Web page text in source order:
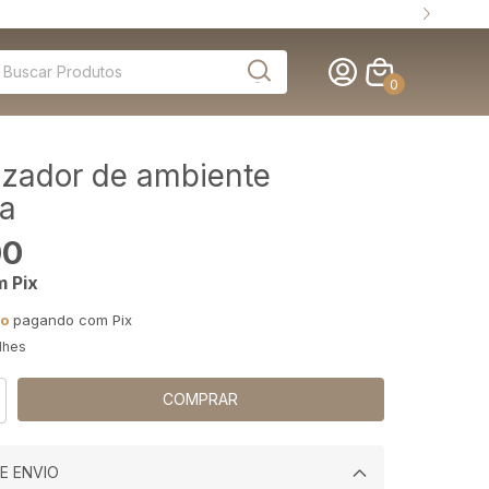
0
de ambiente
Pix
pagando com Pix
ENVIO